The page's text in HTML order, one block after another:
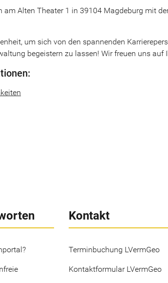
am Alten Theater 1 in 39104 Magdeburg mit
um sich von den spannenden
begeistern zu lassen! Wir freuen uns auf
Kontakt
Terminbuchung LVermGeo
Kontaktformular LVermGeo